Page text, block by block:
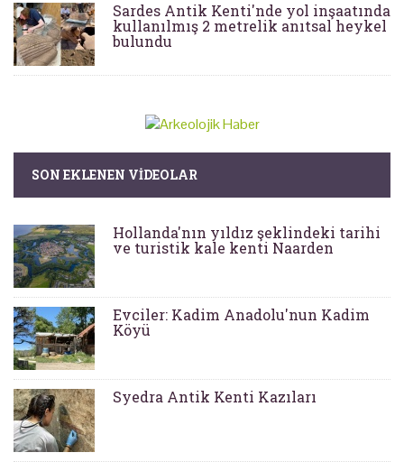
Sardes Antik Kenti'nde yol inşaatında
kullanılmış 2 metrelik anıtsal heykel
bulundu
SON EKLENEN VIDEOLAR
Hollanda'nın yıldız şeklindeki tarihi
ve turistik kale kenti Naarden
Evciler: Kadim Anadolu'nun Kadim
Köyü
Syedra Antik Kenti Kazıları